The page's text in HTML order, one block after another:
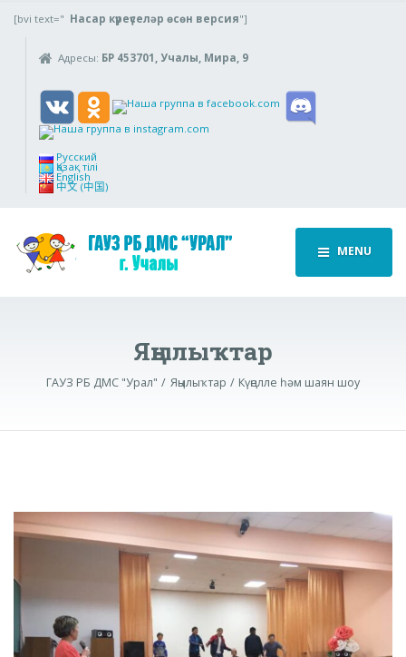
[bvi text=" Насар күреүселәр өсөн версия"]
Адресы: БР 453701, Учалы, Мира, 9
Русский
Қазақ тілі
English
中文 (中国)
MENU
Яңылыҡтар
ГАУЗ РБ ДМС "Урал" Яңылыҡтар Күңелле һәм шаян шоу